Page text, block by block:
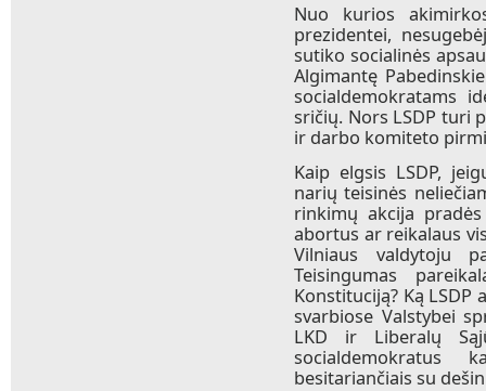
Nuo kurios
prezidentei,
sutiko socialinės
Algimantę
socialdemokratams
sričių. Nors LSDP turi
ir darbo komiteto
Kaip elgsis LSDP,
narių teisinės
rinkimų akcija
abortus ar reikalaus
Vilniaus valdytoju
Teisingumas
Konstituciją? Ką
svarbiose Valstybei
LKD ir Liberalų
socialdemokratus
besitariančiais su